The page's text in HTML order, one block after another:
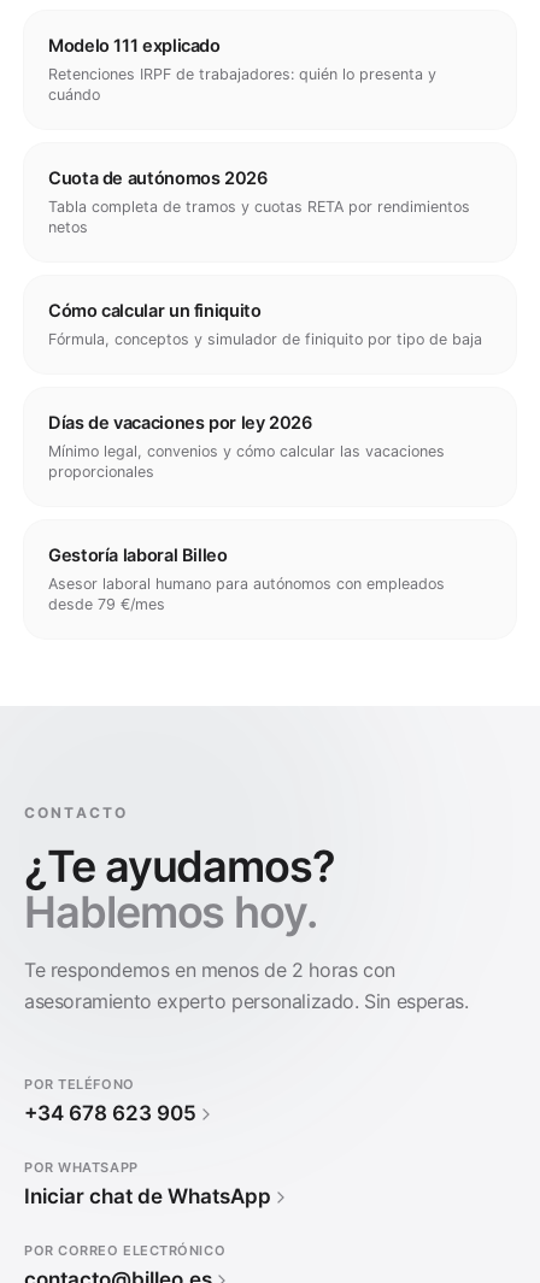
Modelo 111 explicado
Retenciones IRPF de trabajadores: quién lo presenta y
cuándo
Cuota de autónomos 2026
Tabla completa de tramos y cuotas RETA por rendimientos
netos
Cómo calcular un finiquito
Fórmula, conceptos y simulador de finiquito por tipo de baja
Días de vacaciones por ley 2026
Mínimo legal, convenios y cómo calcular las vacaciones
proporcionales
Gestoría laboral Billeo
Asesor laboral humano para autónomos con empleados
desde 79 €/mes
CONTACTO
¿Te ayudamos?
Hablemos hoy.
Te respondemos en menos de 2 horas con
asesoramiento experto personalizado. Sin esperas.
POR TELÉFONO
+34 678 623 905
POR WHATSAPP
Iniciar chat de WhatsApp
POR CORREO ELECTRÓNICO